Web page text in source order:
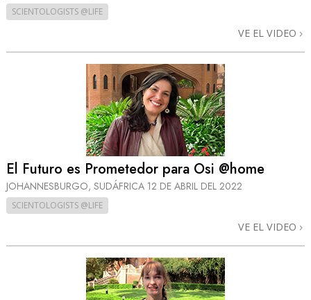
SCIENTOLOGISTS @LIFE
VE EL VIDEO
El Futuro es Prometedor para Osi @home
JOHANNESBURGO, SUDÁFRICA 12 DE ABRIL DEL 2022
SCIENTOLOGISTS @LIFE
VE EL VIDEO